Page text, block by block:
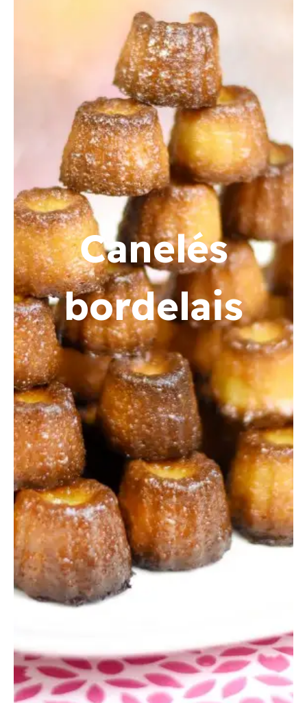
Canelés
bordelais